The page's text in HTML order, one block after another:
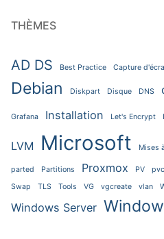
THÈMES
AD DS Best Practice Capture
Debian Diskpart Disque DNS
Grafana Installation Let's Encrypt
LVM Microsoft Mises
parted Partitions Proxmox PV
Swap
TLS Tools VG vgcreate vlan
Windows Server